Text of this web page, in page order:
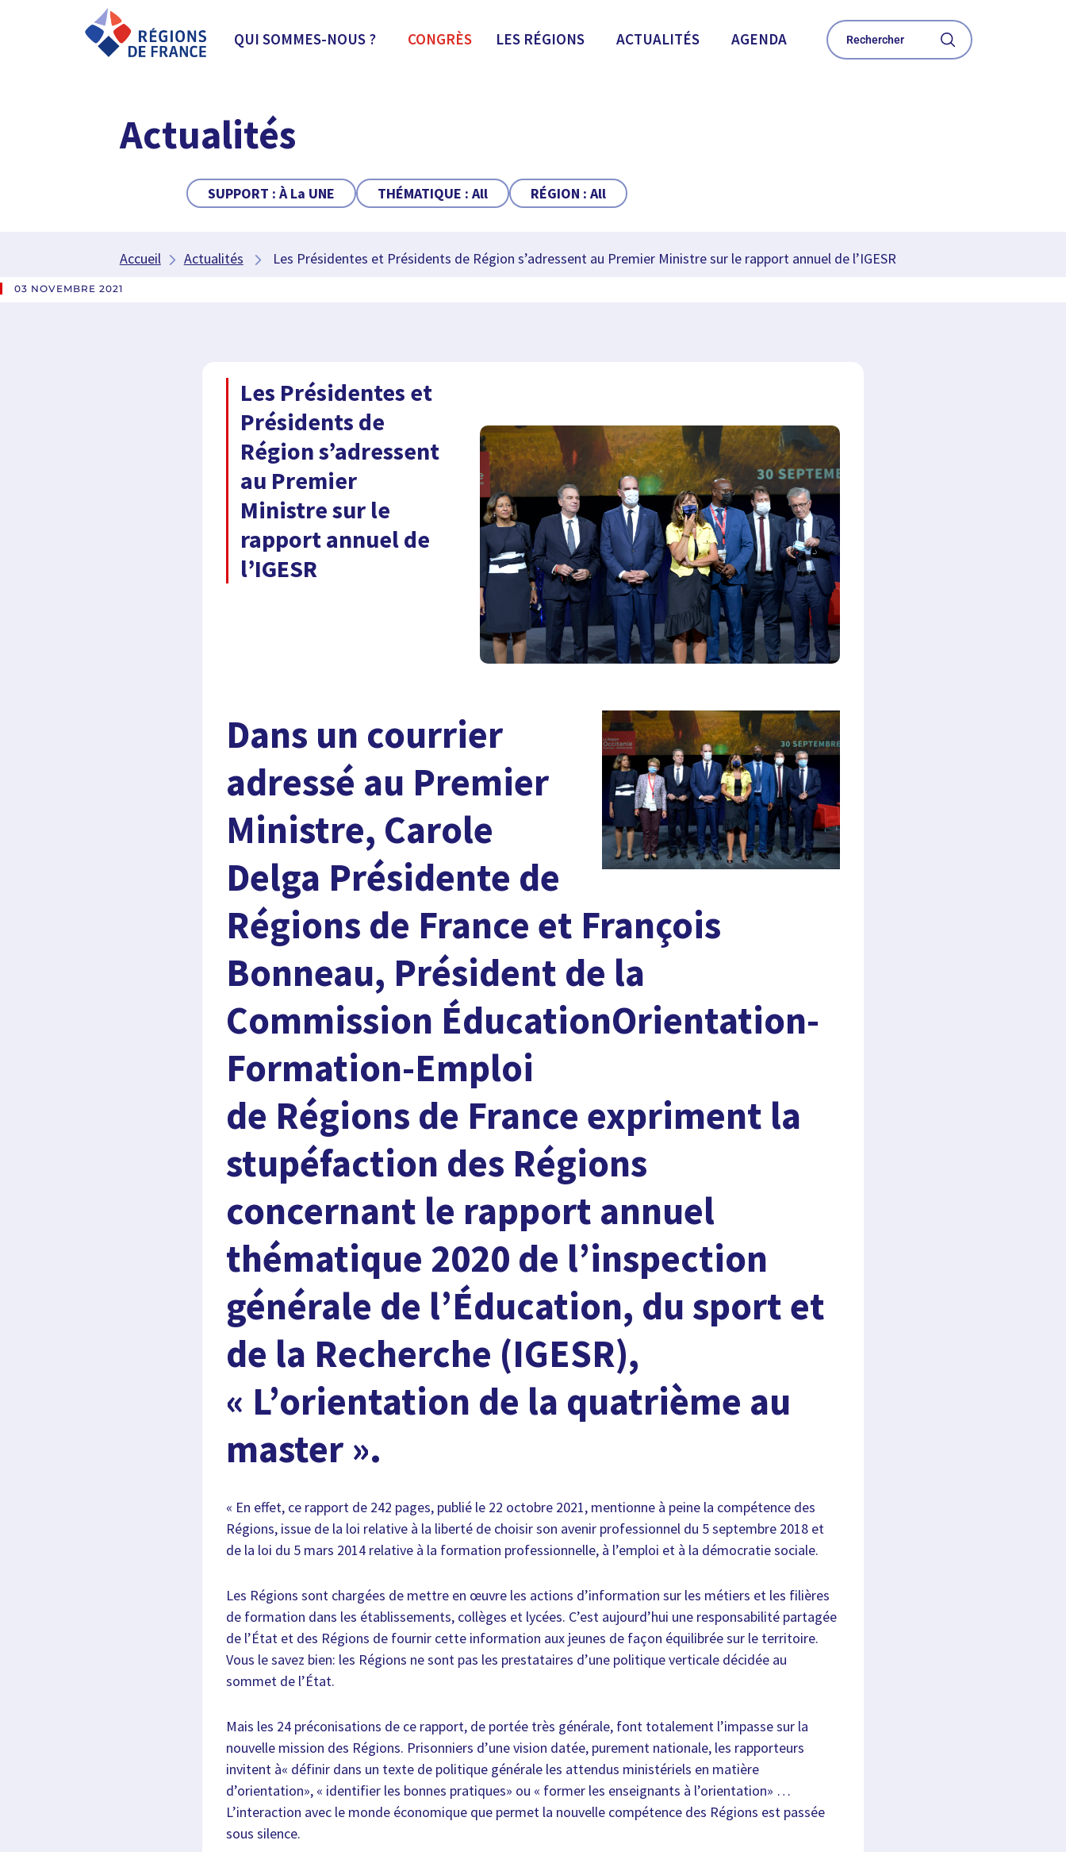
QUI SOMMES-NOUS ? CONGRÈS LES RÉGIONS ACTUALITÉS AGENDA
Actualités
SUPPORT : À La UNE THÉMATIQUE : All RÉGION : All
Accueil Actualités Les Présidentes et Présidents de Région s’adressent au Premier Ministre sur le rapport annuel de l’IGESR
03 NOVEMBRE 2021
Les Présidentes et
Présidents de
Région s’adressent
au Premier
Ministre sur le
rapport annuel de
l’IGESR
Dans un courrier
adressé au Premier
Ministre, Carole
Delga Présidente de
Régions de France et François
Bonneau, Président de la
Commission Éducation­Orientation-
Formation-Emploi
de Régions de France expriment la
stupéfaction des Régions
concernant le rapport annuel
thématique 2020 de l’inspection
générale de l’Éducation, du sport et
de la Recherche (IGESR),
« L’orientation de la quatrième au
master ».
« En effet, ce rapport de 242 pages, publié le 22 octobre 2021, mentionne à peine la compétence des
Régions, issue de la loi relative à la liberté de choisir son avenir professionnel du 5 septembre 2018 et
de la loi du 5 mars 2014 relative à la formation professionnelle, à l’emploi et à la démocratie sociale.
Les Régions sont chargées de mettre en œuvre les actions d’information sur les métiers et les filières
de formation dans les établissements, collèges et lycées. C’est aujourd’hui une responsabilité partagée
de l’État et des Régions de fournir cette information aux jeunes de façon équilibrée sur le territoire.
Vous le savez bien: les Régions ne sont pas les prestataires d’une politique verticale décidée au
sommet de l’État.
Mais les 24 préconisations de ce rapport, de portée très générale, font totalement l’impasse sur la
nouvelle mission des Régions. Prisonniers d’une vision datée, purement nationale, les rapporteurs
invitent à« définir dans un texte de politique générale les attendus ministériels en matière
d’orientation», « identifier les bonnes pratiques» ou « former les enseignants à l’orientation» …
L’interaction avec le monde économique que permet la nouvelle compétence des Régions est passée
sous silence.